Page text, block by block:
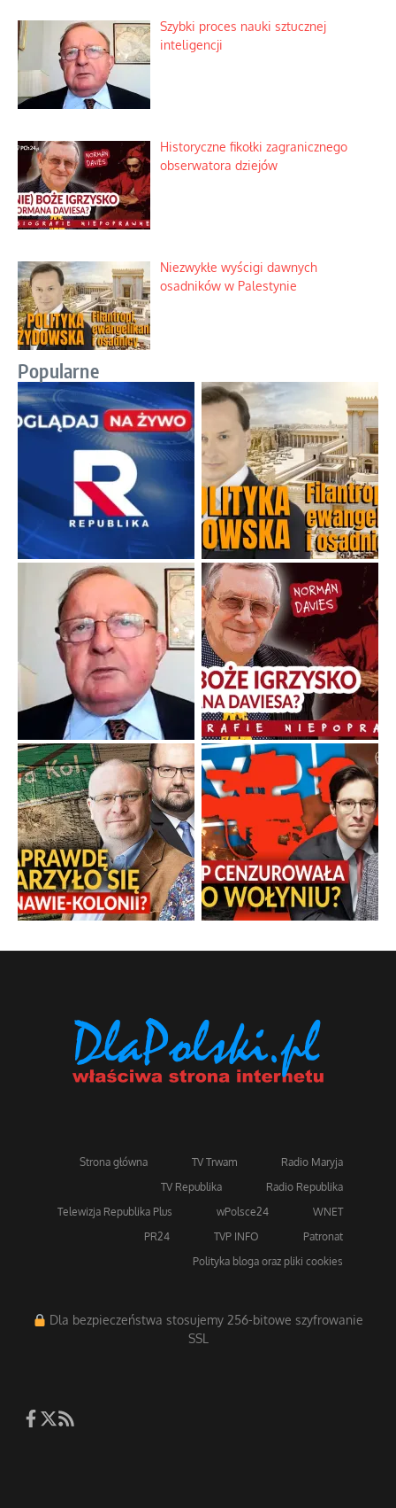
Szybki proces nauki sztucznej
inteligencji
Historyczne fikołki zagranicznego
obserwatora dziejów
Niezwykłe wyścigi dawnych
osadników w Palestynie
Popularne
Strona główna TV Trwam
Radio Maryja
TV Republika
Radio Republika
Telewizja Republika Plus
wPolsce24
WNET
PR24
TVP INFO
Patronat
Polityka bloga oraz pliki cookies
Dla bezpieczeństwa stosujemy 256-bitowe szyfrowanie
SSL